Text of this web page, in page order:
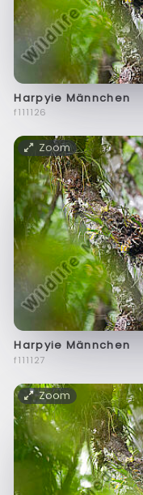
Harpyie Männchen
f111126
Zoom
Harpyie Männchen
f111127
Zoom